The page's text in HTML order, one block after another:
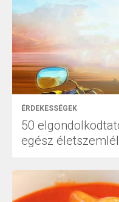
ÉRDEKESSÉGEK
50
egész